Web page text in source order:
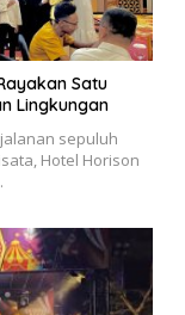
Satu
Lingkungan
sepuluh
Hotel Horison